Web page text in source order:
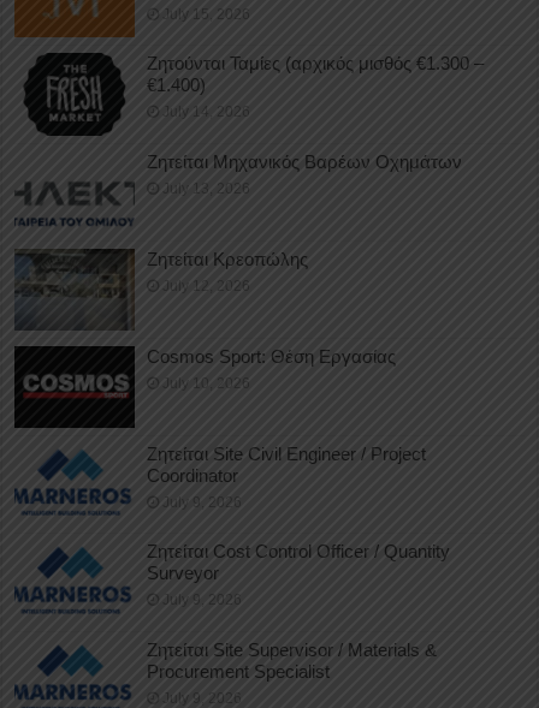
July 15, 2026
Ζητούνται Ταμίες (αρχικός μισθός €1.300 –
€1.400)
July 14, 2026
Ζητείται Μηχανικός Βαρέων Οχημάτων
July 13, 2026
Ζητείται Κρεοπώλης
July 12, 2026
Cosmos Sport: Θέση Εργασίας
July 10, 2026
Ζητείται Site Civil Engineer / Project
Coordinator
July 9, 2026
Ζητείται Cost Control Officer / Quantity
Surveyor
July 9, 2026
Ζητείται Site Supervisor / Materials &
Procurement Specialist
July 9, 2026